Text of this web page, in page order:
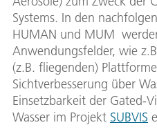
Systems. In den
HUMAN und MUM
Anwendungsfelder, wie
(z.B. fliegenden)
Sichtverbesserung über
Einsetzbarkeit der Gated-
Wasser im Projekt SUBVIS